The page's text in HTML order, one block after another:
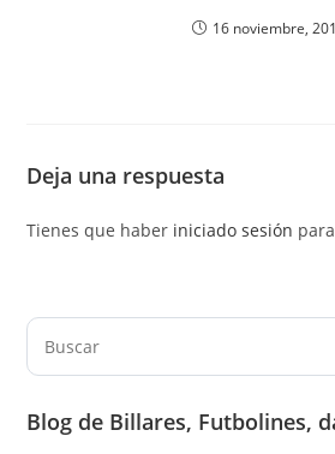
16 noviembre,
Deja una respuesta
Tienes que haber iniciado sesión
Blog de Billares, Futbolines,